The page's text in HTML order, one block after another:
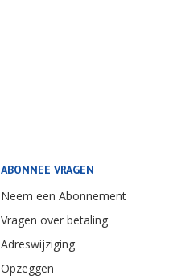
ABONNEE VRAGEN
Neem een Abonnement
Vragen over betaling
Adreswijziging
Opzeggen